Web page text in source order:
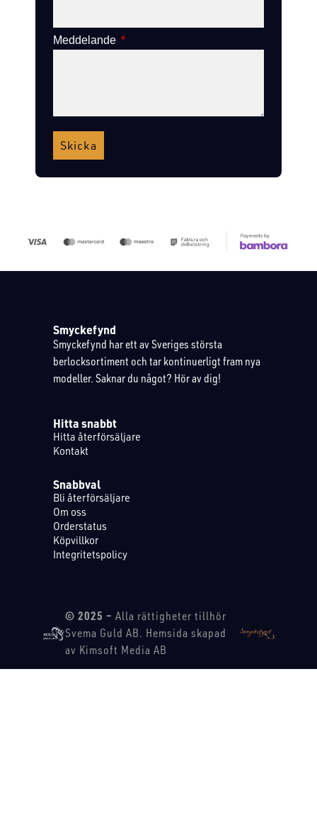
Meddelande
Skicka
Smyckefynd
Smyckefynd har ett av Sveriges största
berlocksortiment och tar kontinuerligt fram nya
modeller. Saknar du något? Hör av dig!
Hitta snabbt
Hitta återförsäljare
Kontakt
Snabbval
Bli återförsäljare
Om oss
Orderstatus
Köpvillkor
Integritetspolicy
© 2025 – Alla rättigheter tillhör
Svema Guld AB. Hemsida skapad
av Kimsoft Media AB